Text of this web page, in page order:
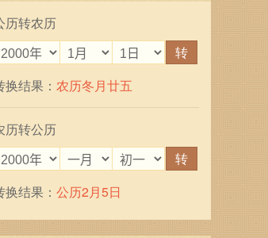
历转农历
转
换结果： 农历冬月廿五
历转公历
转
换结果： 公历2月5日